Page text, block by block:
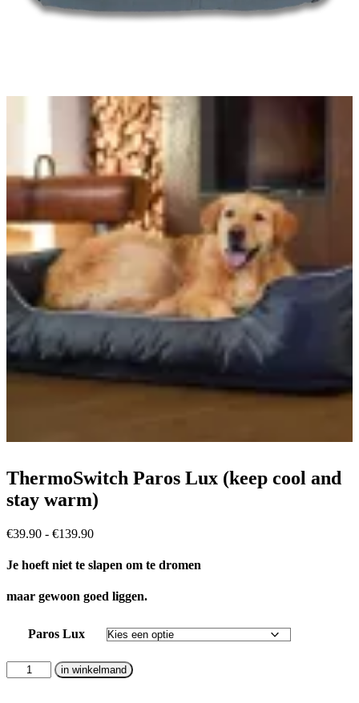
ThermoSwitch Paros Lux (keep cool and
stay warm)
€39.90 - €139.90Prijsklasse:
tot
€139.90
Je hoeft niet te slapen om te dromen
maar gewoon goed liggen.
Paros Lux
ThermoSwitch
Paros
in winkelmand